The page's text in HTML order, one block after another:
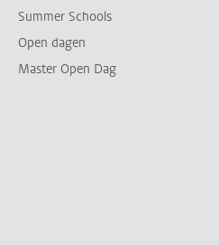
Summer Schools
Open dagen
Master Open Dag